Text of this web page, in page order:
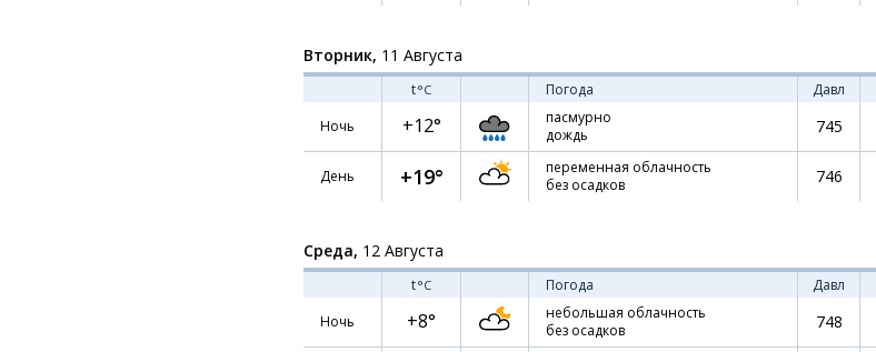
Вторник, 11 Августа
t°C Погода Давл
Ночь
+12°
пасмурно
дождь
745
День +19°
переменная облачность
без осадков
746
Среда, 12 Августа
t°C Погода Давл
Ночь
+8°
небольшая облачность
без осадков
748